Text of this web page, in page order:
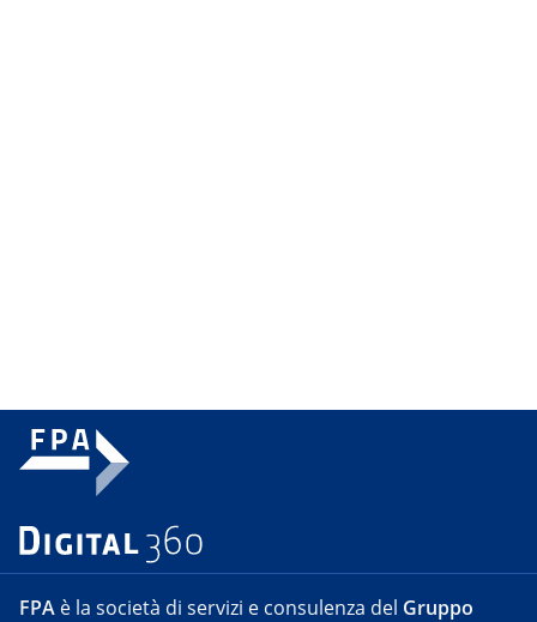
FPA è la società di servizi e consulenza del Gruppo